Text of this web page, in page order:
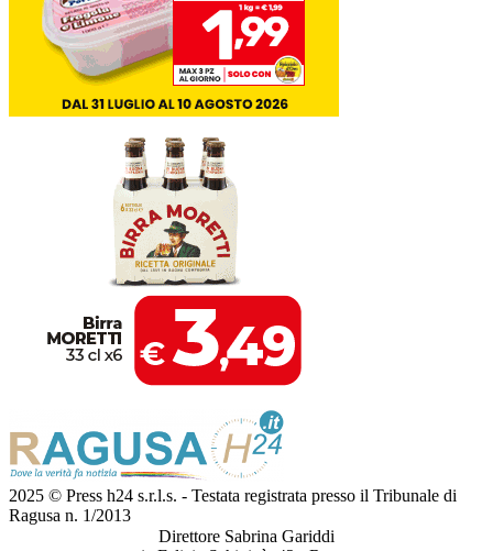
2025 © Press h24 s.r.l.s. - Testata registrata presso il Tribunale di
Ragusa n. 1/2013
Direttore Sabrina Gariddi